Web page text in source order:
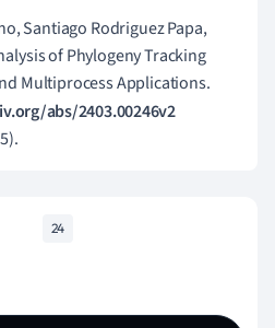
Santiago Rodriguez Papa,
of Phylogeny Tracking
Multiprocess Applications.
abs/2403.00246v2
24